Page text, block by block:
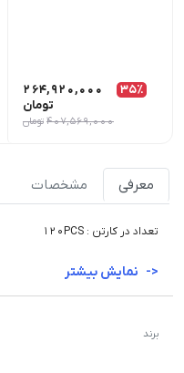
35٪
264,920,000
تومان
407,569,000 تومان
معرفی مشخصات
تعداد در کارتن : ۱۲۰PCS
برند